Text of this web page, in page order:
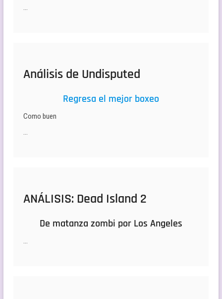
…
Análisis de Undisputed
Regresa el mejor boxeo
Como buen
…
ANÁLISIS: Dead Island 2
De matanza zombi por Los Angeles
…